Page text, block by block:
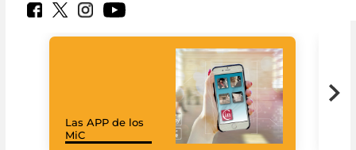
Las APP de los
MiC